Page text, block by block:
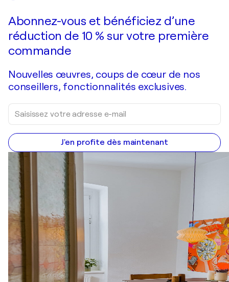
Abonnez-vous et bénéficiez d’une
réduction de 10 % sur votre première
commande
Nouvelles œuvres, coups de cœur de nos
conseillers, fonctionnalités exclusives.
J'en profite dès maintenant